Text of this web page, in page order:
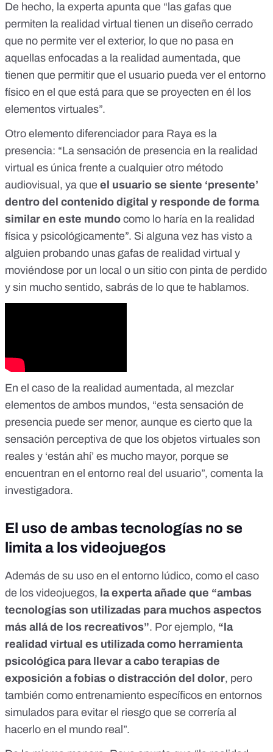
De hecho, la experta apunta que “las gafas que
permiten la realidad virtual tienen un diseño cerrado
que no permite ver el exterior, lo que no pasa en
aquellas enfocadas a la realidad aumentada, que
tienen que permitir que el usuario pueda ver el entorno
físico en el que está para que se proyecten en él los
elementos virtuales”.
Otro elemento diferenciador para Raya es la
presencia: “La sensación de presencia en la realidad
virtual es única frente a cualquier otro método
audiovisual, ya que el usuario se siente ‘presente’
dentro del contenido digital y responde de forma
similar en este mundo como lo haría en la realidad
física y psicológicamente”. Si alguna vez has visto a
alguien probando unas gafas de realidad virtual y
moviéndose por un local o un sitio con pinta de perdido
y sin mucho sentido, sabrás de lo que te hablamos.
En el caso de la realidad aumentada, al mezclar
elementos de ambos mundos, “esta sensación de
presencia puede ser menor, aunque es cierto que la
sensación perceptiva de que los objetos virtuales son
reales y ‘están ahí’ es mucho mayor, porque se
encuentran en el entorno real del usuario”, comenta la
investigadora.
El uso de ambas tecnologías no se
limita a los videojuegos
Además de su uso en el entorno lúdico, como el caso
de los videojuegos, la experta añade que “ambas
tecnologías son utilizadas para muchos aspectos
más allá de los recreativos”. Por ejemplo, “la
realidad virtual es utilizada como herramienta
psicológica para llevar a cabo terapias de
exposición a fobias o distracción del dolor, pero
también como entrenamiento específicos en entornos
simulados para evitar el riesgo que se correría al
hacerlo en el mundo real”.